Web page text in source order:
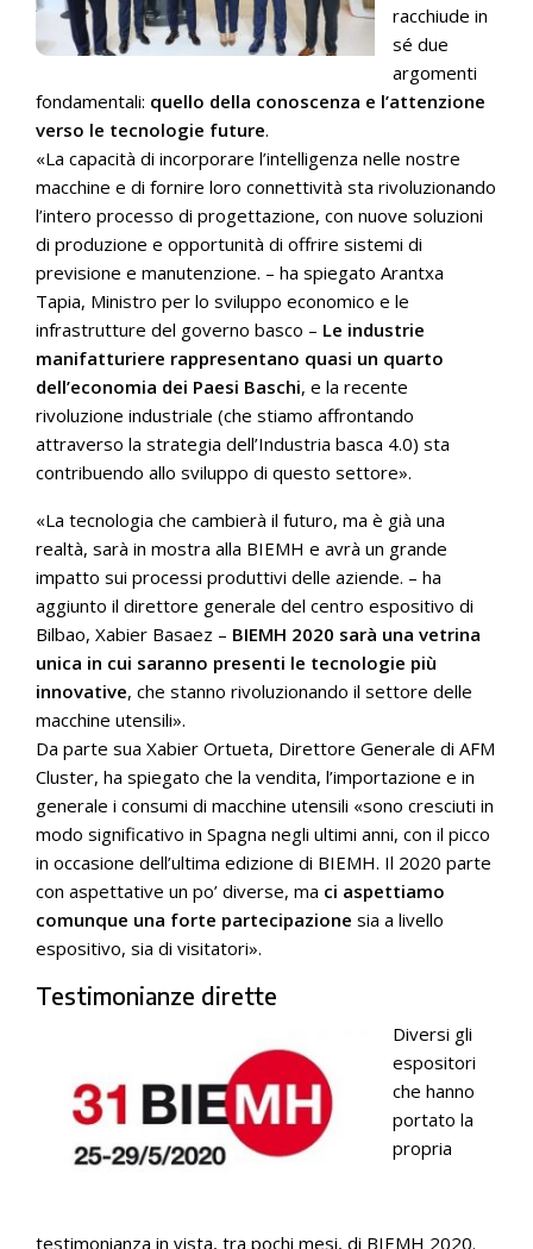
racchiude in
sé due
argomenti
fondamentali: quello della conoscenza e l’attenzione
verso le tecnologie future.
«La capacità di incorporare l’intelligenza nelle nostre
macchine e di fornire loro connettività sta rivoluzionando
l’intero processo di progettazione, con nuove soluzioni
di produzione e opportunità di offrire sistemi di
previsione e manutenzione. – ha spiegato Arantxa
Tapia, Ministro per lo sviluppo economico e le
infrastrutture del governo basco – Le industrie
manifatturiere rappresentano quasi un quarto
dell’economia dei Paesi Baschi, e la recente
rivoluzione industriale (che stiamo affrontando
attraverso la strategia dell’Industria basca 4.0) sta
contribuendo allo sviluppo di questo settore».
«La tecnologia che cambierà il futuro, ma è già una
realtà, sarà in mostra alla BIEMH e avrà un grande
impatto sui processi produttivi delle aziende. – ha
aggiunto il direttore generale del centro espositivo di
Bilbao, Xabier Basaez – BIEMH 2020 sarà una vetrina
unica in cui saranno presenti le tecnologie più
innovative, che stanno rivoluzionando il settore delle
macchine utensili».
Da parte sua Xabier Ortueta, Direttore Generale di AFM
Cluster, ha spiegato che la vendita, l’importazione e in
generale i consumi di macchine utensili «sono cresciuti in
modo significativo in Spagna negli ultimi anni, con il picco
in occasione dell’ultima edizione di BIEMH. Il 2020 parte
con aspettative un po’ diverse, ma ci aspettiamo
comunque una forte partecipazione sia a livello
espositivo, sia di visitatori».
Testimonianze dirette
Diversi gli
espositori
che hanno
portato la
propria
testimonianza in vista, tra pochi mesi, di BIEMH 2020.